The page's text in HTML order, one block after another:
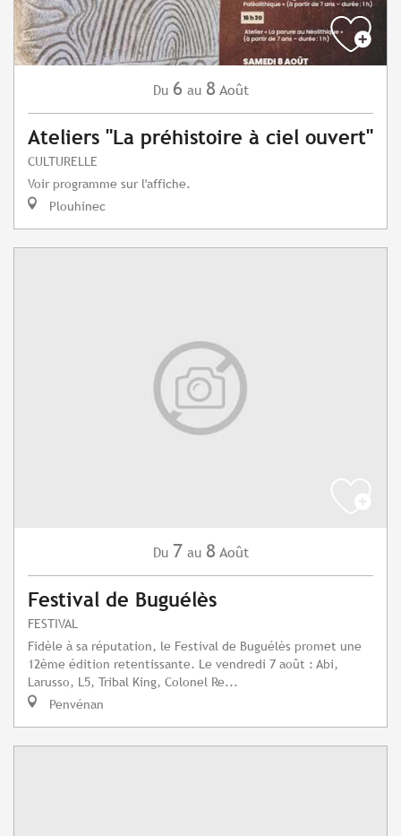
Du 6 au 8 Août
Ateliers "La préhistoire à ciel ouvert"
CULTURELLE
Voir programme sur l'affiche.
Plouhinec
Du 7 au 8 Août
Festival de Buguélès
FESTIVAL
Fidèle à sa réputation, le Festival de Buguélès promet une
12ème édition retentissante. Le vendredi 7 août : Abi,
Larusso, L5, Tribal King, Colonel Re...
Penvénan